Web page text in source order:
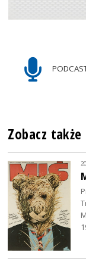
Zobacz także